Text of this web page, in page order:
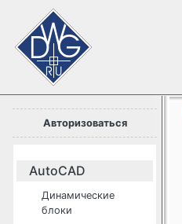
Авторизоваться
AutoCAD
Динамические
блоки